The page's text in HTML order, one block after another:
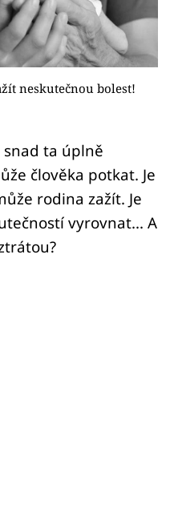
neskutečnou bolest!
ta úplně
člověka potkat. Je
rodina zažít. Je
vyrovnat... A